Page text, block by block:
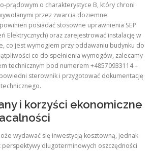
o charakterystyce B, który chroni
przez zwarcia doziemne.
posiadać stosowne uprawnienia SEP
Elektrycznych) oraz zarejestrować instalację w
co jest wymogiem przy oddawaniu budynku do
co do spełnienia wymogów, zalecamy
technicznym pod numerem +48570933114 –
sterownik i przygotować dokumentację
i korzyści ekonomiczne
wydawać się inwestycją kosztowną, jednak
długoterminowych oszczędności